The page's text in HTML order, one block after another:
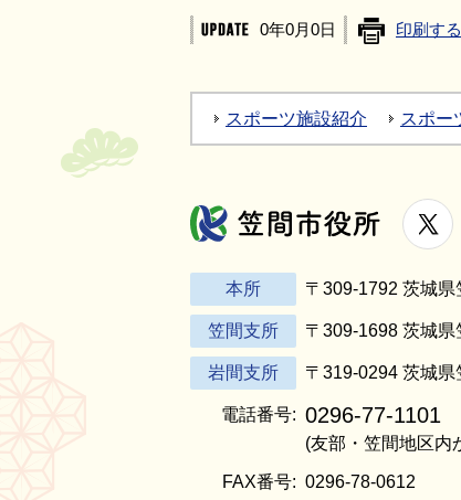
0年0月0日 印刷する
スポーツ施設紹介 スポー
笠間市
本所 〒309-1792 茨城
笠間支所 〒309-1698 茨城
岩間支所 〒319-0294 茨城
電話番号: 0296-77-1101
(友部・笠間地区内
FAX番号: 0296-78-0612